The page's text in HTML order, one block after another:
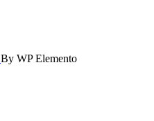
By WP Elemento